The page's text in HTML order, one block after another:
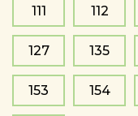
111 112
127 135
153 154